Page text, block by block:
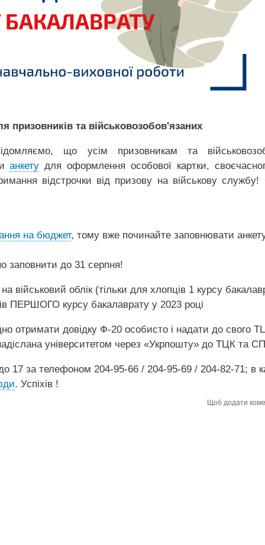
призовників та військовозобов'язаних
що усім призовникам та
анкету для оформлення особової картки,
відстрочки від призову на військову службу!
на бюджет, тому вже починайте заповнювати
заповнити до 31 серпня!
військовий облік (тільки для хлопців 1 курсу
ПЕРШОГО курсу бакалаврату у 2023 році
отримати довідку Ф-20 особисто і надати до свого
університетом через «Укрпошту» до ТЦК та
17 за телефоном 204-95-66 / 204-95-69 / 204-82-71; в
. Успіхів !
Щоб додати